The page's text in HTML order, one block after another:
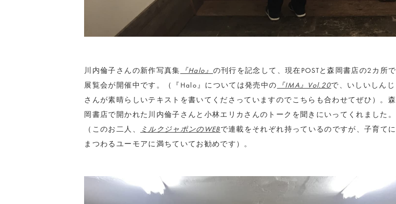
川内倫子さんの新作写真集 『Halo』 の刊行を記念して、現在POSTと森岡書店の2カ所で
展覧会が開催中です。（『Halo』については発売中の 『IMA』Vol.20で、いしいしんじ
さんが素晴らしいテキストを書いてくださっていますのでこちらも合わせてぜひ）。森
岡書店で開かれた川内倫子さんと小林エリカさんのトークを聞きにいってくれました。
（このお二人、
ミルクジャポンのWEBで連載をそれぞれ持っているのですが、子育てに
まつわるユーモアに満ちていてお勧めです）。